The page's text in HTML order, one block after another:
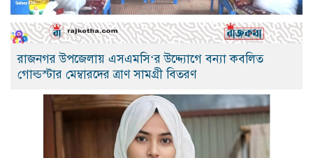
রাজনগর উপজেলায় এসএমসি‘র উদ্দ্যোগে বন্যা কবলিত
গোল্ডস্টার মেম্বারদের ত্রাণ সামগ্রী বিতরণ